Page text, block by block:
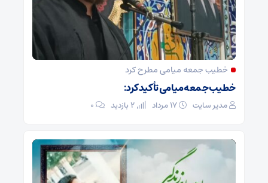
خطیب جمعه میامی مطرح کرد
خطیب جمعه میامی تأکید کرد:
مدیر سایت ۰